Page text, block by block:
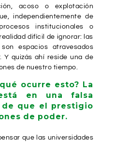
acoso o explotación
independientemente de
institucionales o
difícil de ignorar: las
espacios atravesados
Y quizás ahí reside una de
de nuestro tiempo.
ocurre esto? La
en una falsa
que el prestigio
de poder.
que las universidades